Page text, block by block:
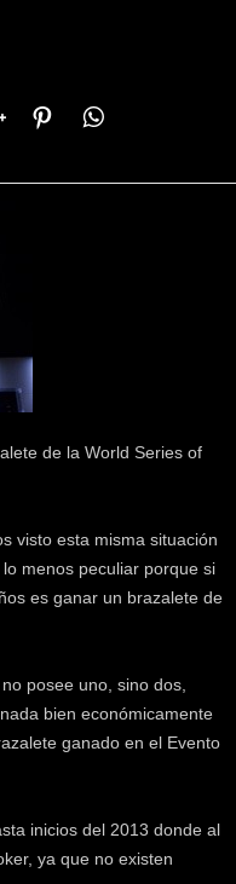
de la World Series of
visto esta misma situación
menos peculiar porque si
es ganar un brazalete de
posee uno, sino dos,
bien económicamente
ganado en el Evento
inicios del 2013 donde al
ya que no existen